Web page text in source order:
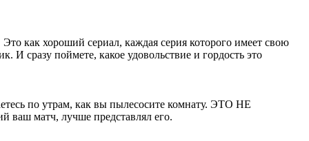
как хороший сериал, каждая серия которого имеет свою
И сразу поймете, какое удовольствие и гордость это
по утрам, как вы пылесосите комнату. ЭТО НЕ
матч, лучше представлял его.